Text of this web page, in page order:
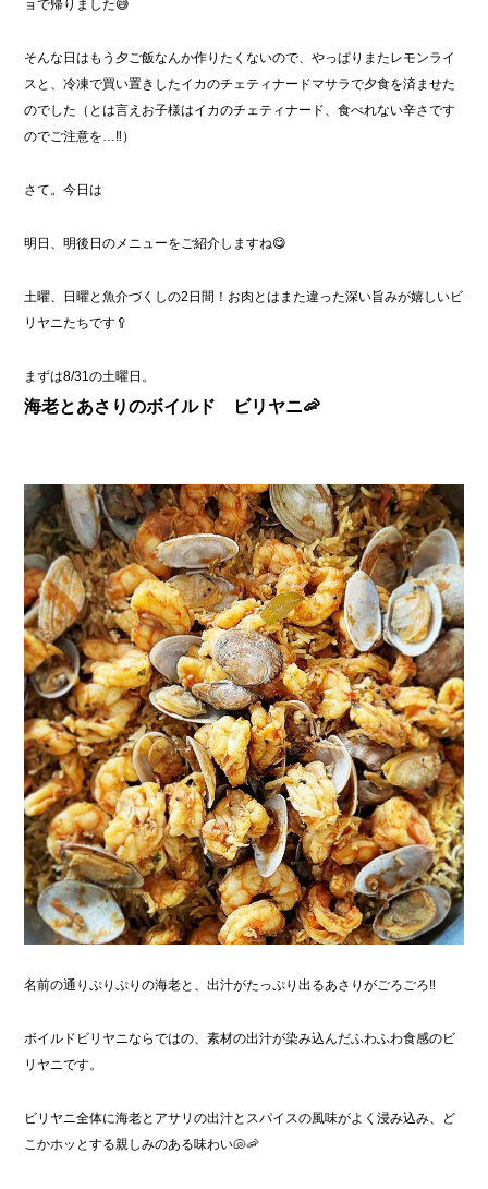
ョで帰りました😅
そんな日はもう夕ご飯なんか作りたくないので、やっぱりまたレモンライ
スと、冷凍で買い置きしたイカのチェティナードマサラで夕食を済ませた
のでした（とは言えお子様はイカのチェティナード、食べれない辛さです
のでご注意を…‼︎）
さて。今日は
明日、明後日のメニューをご紹介しますね😋
土曜、日曜と魚介づくしの2日間！お肉とはまた違った深い旨みが嬉しいビ
リヤニたちです🥄
まずは8/31の土曜日。
海老とあさりのボイルド ビリヤニ🦐
名前の通りぷりぷりの海老と、出汁がたっぷり出るあさりがごろごろ‼︎
ボイルドビリヤニならではの、素材の出汁が染み込んだふわふわ食感のビ
リヤニです。
ビリヤニ全体に海老とアサリの出汁とスパイスの風味がよく浸み込み、ど
こかホッとする親しみのある味わい🐚🦐